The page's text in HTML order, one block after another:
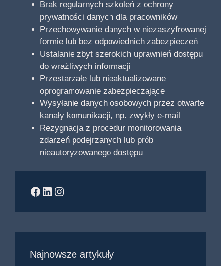
Brak regularnych szkoleń z ochrony
prywatności danych dla pracowników
Przechowywanie danych w niezaszyfrowanej
formie lub bez odpowiednich zabezpieczeń
Ustalanie zbyt szerokich uprawnień dostępu
do wrażliwych informacji
Przestarzałe lub nieaktualizowane
oprogramowanie zabezpieczające
Wysyłanie danych osobowych przez otwarte
kanały komunikacji, np. zwykły e-mail
Rezygnacja z procedur monitorowania
zdarzeń podejrzanych lub prób
nieautoryzowanego dostępu
Facebook
LinkedIn
Instagram
Najnowsze artykuły